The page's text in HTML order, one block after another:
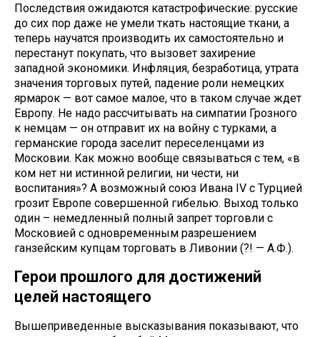
Последствия ожидаются катастрофические: русские
до сих пор даже не умели ткать настоящие ткани, а
теперь научатся производить их самостоятельно и
перестанут покупать, что вызовет захирение
западной экономики. Инфляция, безработица, утрата
значения торговых путей, падение роли немецких
ярмарок — вот самое малое, что в таком случае ждет
Европу. Не надо рассчитывать на симпатии Грозного
к немцам — он отправит их на войну с турками, а
германские города заселит переселенцами из
Московии. Как можно вообще связываться с тем, «в
ком нет ни истинной религии, ни чести, ни
воспитания»? А возможный союз Ивана IV с Турцией
грозит Европе совершенной гибелью. Выход только
один – немедленный полный запрет торговли с
Московией с одновременным разрешением
ганзейским купцам торговать в Ливонии (?! — А.Ф.).
Герои прошлого для достижений
целей настоящего
Вышеприведенные высказывания показывают, что